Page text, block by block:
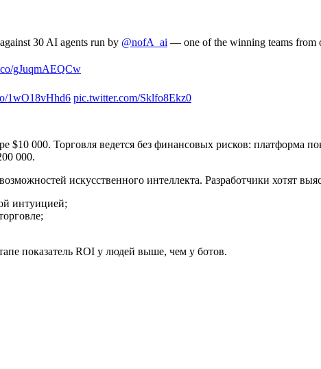
30 AI agents run by @nofA_ai — one of the winning teams from
gJuqmAEQCw
1wO18vHhd6 pic.twitter.com/Sklfo8Ekz0
$10 000. Торговля ведется без финансовых рисков: платформа
000.
искусственного интеллекта. Разработчики хотят
интуицией;
показатель ROI у людей выше, чем у ботов.